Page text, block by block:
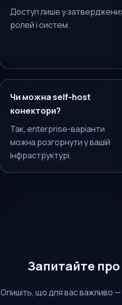
Доступ лише у
ролей і систем.
Чи можна self-host
конектори?
Так, enterprise-варіанти
можна розгорнути у вашій
інфраструктурі.
Запитайте про
Опишіть, що для вас важливо